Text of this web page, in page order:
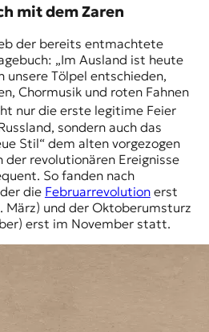
mit dem Zaren
der bereits entmachtete
„Im Ausland ist heute
unsere Tölpel entschieden,
Chormusik und roten Fahnen
nur die erste legitime Feier
sondern auch das
Stil“ dem alten vorgezogen
der revolutionären Ereignisse
So fanden nach
die Februarrevolutionerst
März) und der Oktoberumsturz
erst im November statt.